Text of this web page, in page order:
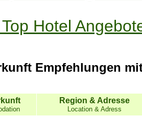
Hotel
Empfehlungen
Region & Adresse
Location & Adress